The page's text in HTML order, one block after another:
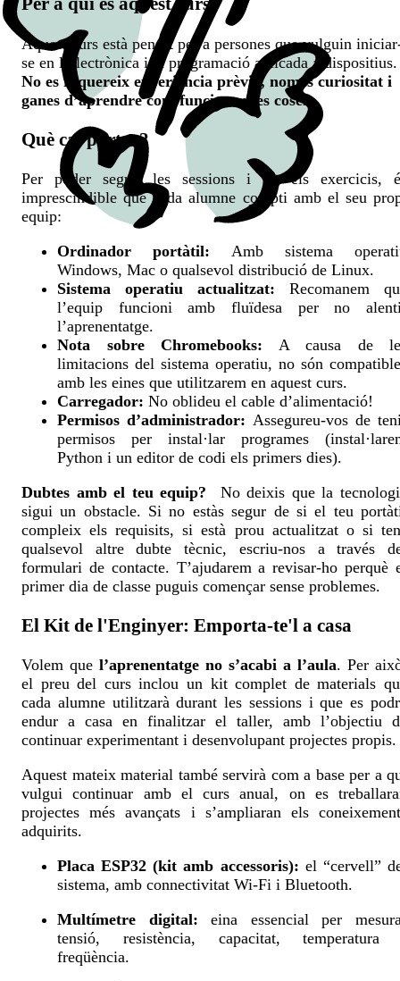
Aquest curs està pensat per a persones que vulguin
se en l’electrònica i la programació aplicada a dispositius.
No es requereix experiència prèvia, només curiositat i
ganes d’aprendre com funcionen les coses.
Què cal portar?
Per poder seguir les sessions i fer els exercicis,
imprescindible que cada alumne compti amb el seu
equip:
Ordinador portàtil: Amb sistema
Windows, Mac o qualsevol distribució de Linux.
Sistema operatiu actualitzat: Recomanem
l’equip funcioni amb fluïdesa per no
l’aprenentatge.
Nota sobre Chromebooks: A causa de
limitacions del sistema operatiu, no són
amb les eines que utilitzarem en aquest curs.
Carregador: No oblideu el cable d’alimentació!
Permisos d’administrador: Assegureu-vos de
permisos per instal·lar programes
Python i un editor de codi els primers dies).
Dubtes amb el teu equip? No deixis que la
sigui un obstacle. Si no estàs segur de si el teu
compleix els requisits, si està prou actualitzat o si
qualsevol altre dubte tècnic, escriu-nos a través
formulari de contacte. T’ajudarem a revisar-ho perquè
primer dia de classe puguis començar sense problemes.
El Kit de l'Enginyer: Emporta-te'l a casa
Volem que l’aprenentatge no s’acabi a l’aula. Per
el preu del curs inclou un kit complet de materials
cada alumne utilitzarà durant les sessions i que es
endur a casa en finalitzar el taller, amb l’objectiu
continuar experimentant i desenvolupant projectes propis.
Aquest mateix material també servirà com a base per a
vulgui continuar amb el curs anual, on es
projectes més avançats i s’ampliaran els
adquirits.
Placa ESP32 (kit amb accessoris): el “cervell”
sistema, amb connectivitat Wi-Fi i Bluetooth.
Multímetre digital: eina essencial per
tensió, resistència, capacitat,
freqüència.